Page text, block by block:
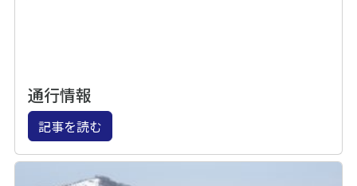
通行情報
記事を読む